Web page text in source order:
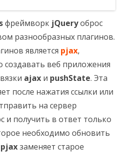
фреймворк jQueryоброс
разнообразных плагинов.
является pjax,
веб приложения
ajax и pushState. Эта
после нажатия ссылки или
на сервер
и получить в ответ только
необходимо обновить
pjaxзаменяет старое